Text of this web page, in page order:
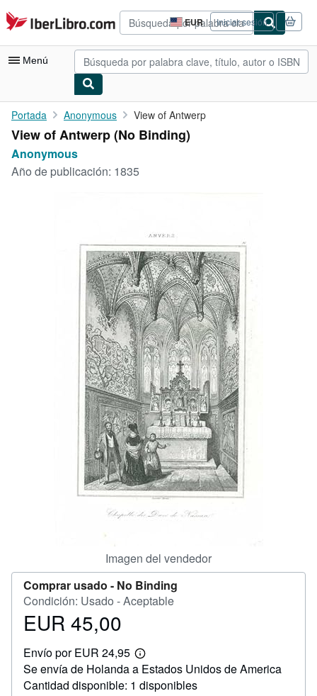
Pasar al contenido principal
IberLibro.com EUR
Preferencias
de
compra
del
Iniciar sesión
Menú
Mi cuenta
Consultar mis pedidos
Búsqueda avanzada
Comenzar a vender
CERRAR
Portada Anonymous View of Antwerp
View of Antwerp (No Binding)
Anonymous
Año de publicación: 1835
Imagen del vendedor
Comprar usado - No Binding
Condición: Usado - Aceptable
Precio
45,00
EUR 45,00
Envío por EUR 24,95
Más
información
sobre
las
Se envía de Holanda a Estados Unidos de America
Cantidad disponible: 1 disponibles